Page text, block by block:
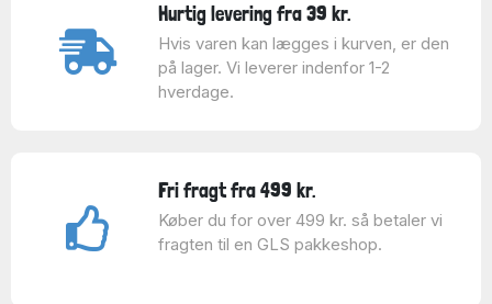
Hurtig levering fra 39 kr.
Hvis varen kan lægges i kurven, er den
på lager. Vi leverer indenfor 1-2
hverdage.
Fri fragt fra 499 kr.
Køber du for over 499 kr. så betaler vi
fragten til en GLS pakkeshop.